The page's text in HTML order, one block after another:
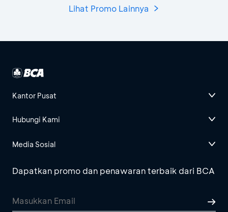
Lihat Promo Lainnya
Kantor Pusat
Hubungi Kami
Media Sosial
Dapatkan promo dan penawaran terbaik dari BCA